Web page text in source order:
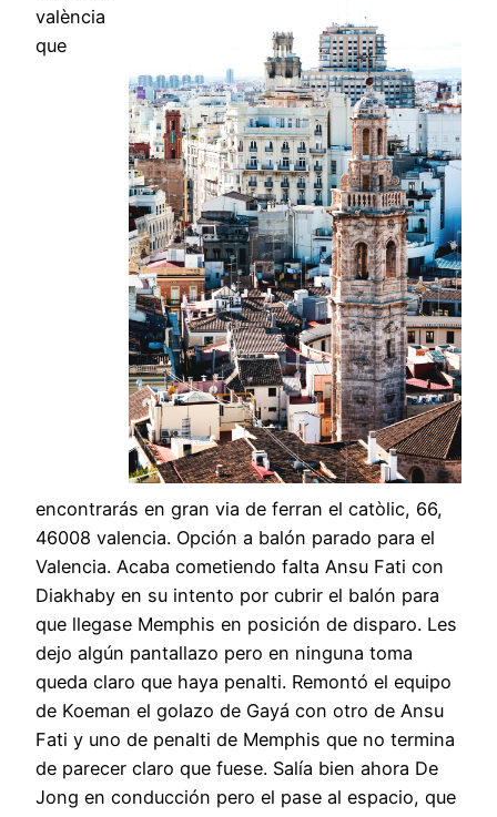
valència
que
encontrarás en gran via de ferran el catòlic, 66,
46008 valencia. Opción a balón parado para el
Valencia. Acaba cometiendo falta Ansu Fati con
Diakhaby en su intento por cubrir el balón para
que llegase Memphis en posición de disparo. Les
dejo algún pantallazo pero en ninguna toma
queda claro que haya penalti. Remontó el equipo
de Koeman el golazo de Gayá con otro de Ansu
Fati y uno de penalti de Memphis que no termina
de parecer claro que fuese. Salía bien ahora De
Jong en conducción pero el pase al espacio, que